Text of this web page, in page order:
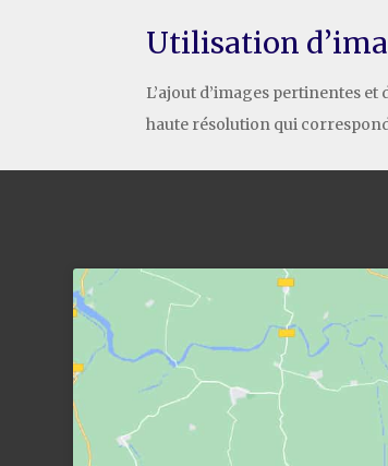
Utilisation
L’ajout d’images pertinentes
haute résolution qui